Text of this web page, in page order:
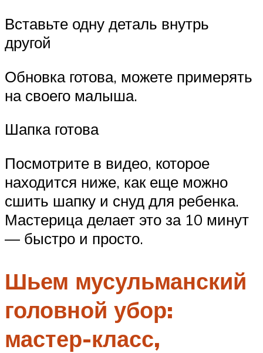
Вставьте одну деталь внутрь
другой
Обновка готова, можете примерять
на своего малыша.
Шапка готова
Посмотрите в видео, которое
находится ниже, как еще можно
сшить шапку и снуд для ребенка.
Мастерица делает это за 10 минут
— быстро и просто.
Шьем мусульманский
головной убор:
мастер-класс,